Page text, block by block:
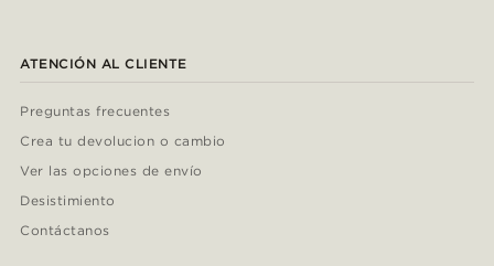
ATENCIÓN AL CLIENTE
Preguntas frecuentes
Crea tu devolucion o cambio
Ver las opciones de envío
Desistimiento
Contáctanos